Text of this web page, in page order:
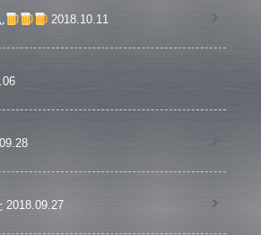
2018.10.11
2018.09.27